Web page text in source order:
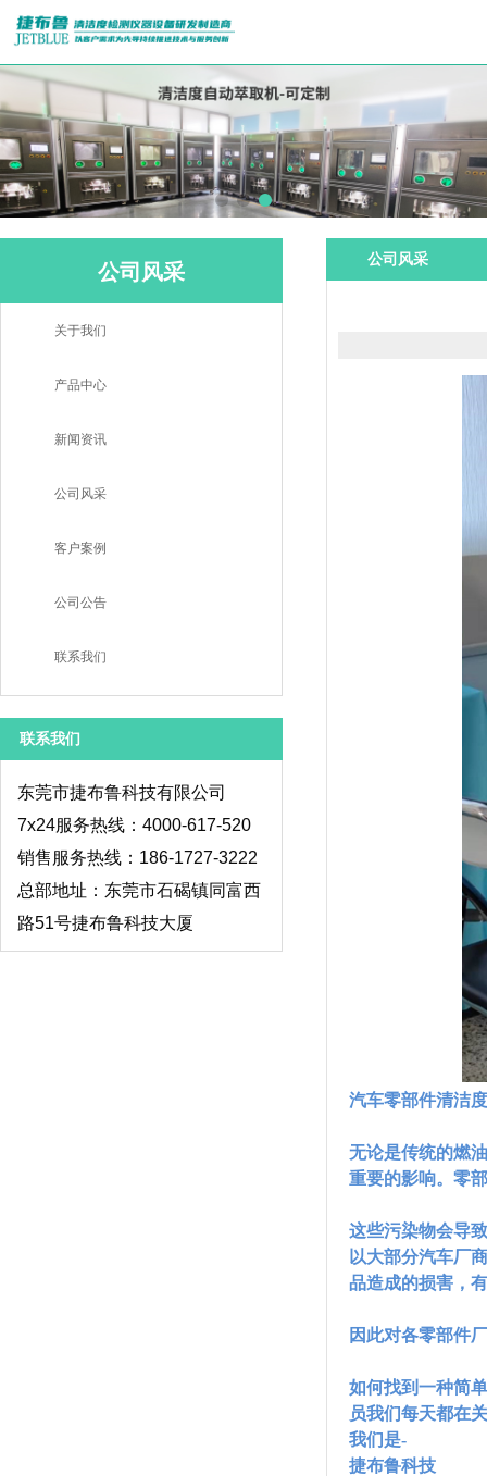
公司风采
关于我们
产品中心
新闻资讯
公司风采
客户案例
公司公告
联系我们
联系我们
东莞市捷布鲁科技有限公司
7x24服务热线：4000-617-520
销售服务热线：186-1727-3222
总部地址：东莞市石碣镇同富西
路51号捷布鲁科技大厦
公司风采
汽车零部件清洁
无论是传统的燃
重要的影响。零
这些污染物会导致
以大部分汽车厂
品造成的损害，
因此对各零部件
如何找到一种简
员我们每天都在
我们是-
捷布鲁科技